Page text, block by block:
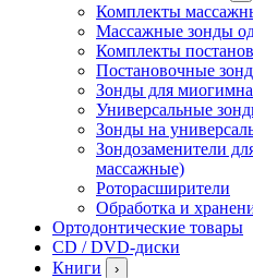
Комплекты
Массажные зонды
Комплекты
Постановочные
Зонды для
Универсальные
Зонды на
Зондозаменители
массажные)
Роторасширители
Обработка и
Ортодонтические товары
CD / DVD-диски
Книги
›